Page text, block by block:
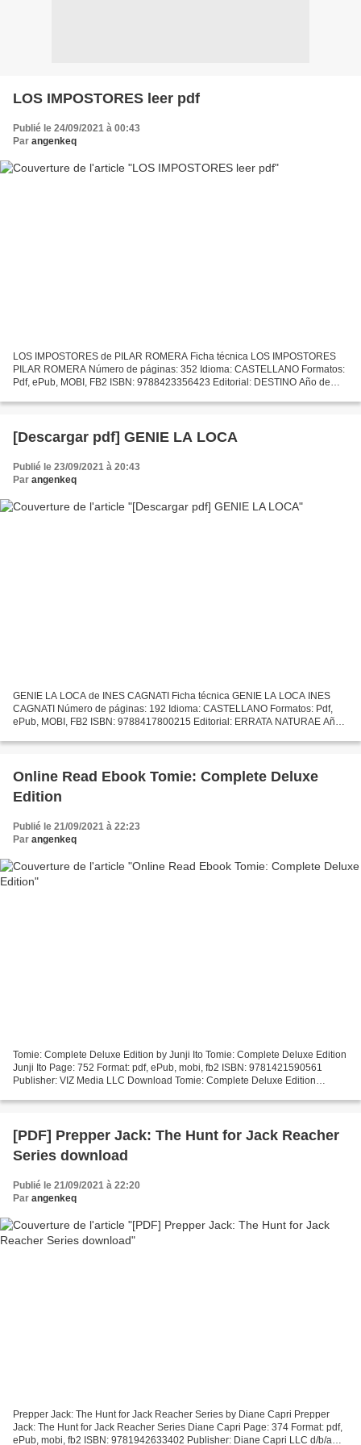
LOS IMPOSTORES leer pdf
Publié le 24/09/2021 à 00:43
Par angenkeq
LOS IMPOSTORES de PILAR ROMERA Ficha técnica LOS IMPOSTORES
PILAR ROMERA Número de páginas: 352 Idioma: CASTELLANO Formatos:
Pdf, ePub, MOBI, FB2 ISBN: 9788423356423 Editorial: DESTINO Año de
[Descargar pdf] GENIE LA LOCA
Publié le 23/09/2021 à 20:43
Par angenkeq
GENIE LA LOCA de INES CAGNATI Ficha técnica GENIE LA LOCA INES
CAGNATI Número de páginas: 192 Idioma: CASTELLANO Formatos: Pdf,
ePub, MOBI, FB2 ISBN: 9788417800215 Editorial: ERRATA NATURAE Año
Online Read Ebook Tomie: Complete Deluxe
Edition
Publié le 21/09/2021 à 22:23
Par angenkeq
Tomie: Complete Deluxe Edition by Junji Ito Tomie: Complete Deluxe Edition
Junji Ito Page: 752 Format: pdf, ePub, mobi, fb2 ISBN: 9781421590561
Publisher: VIZ Media LLC Download Tomie: Complete Deluxe Edition
[PDF] Prepper Jack: The Hunt for Jack Reacher
Series download
Publié le 21/09/2021 à 22:20
Par angenkeq
Prepper Jack: The Hunt for Jack Reacher Series by Diane Capri Prepper
Jack: The Hunt for Jack Reacher Series Diane Capri Page: 374 Format: pdf,
ePub, mobi, fb2 ISBN: 9781942633402 Publisher: Diane Capri LLC d/b/a